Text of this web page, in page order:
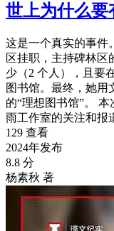
世上为什么要
这是一个真实的事件
区挂职，主持碑林区
少（2 个人），且要
图书馆。最终，她用
的“理想图书馆”。
雨工作室的关注和报
129 查看
2024年发布
8.8 分
杨素秋 著